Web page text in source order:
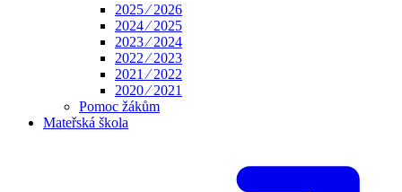
2025 ⁄ 2026
2024 ⁄ 2025
2023 ⁄ 2024
2022 ⁄ 2023
2021 ⁄ 2022
2020 ⁄ 2021
Pomoc žákům
Mateřská škola